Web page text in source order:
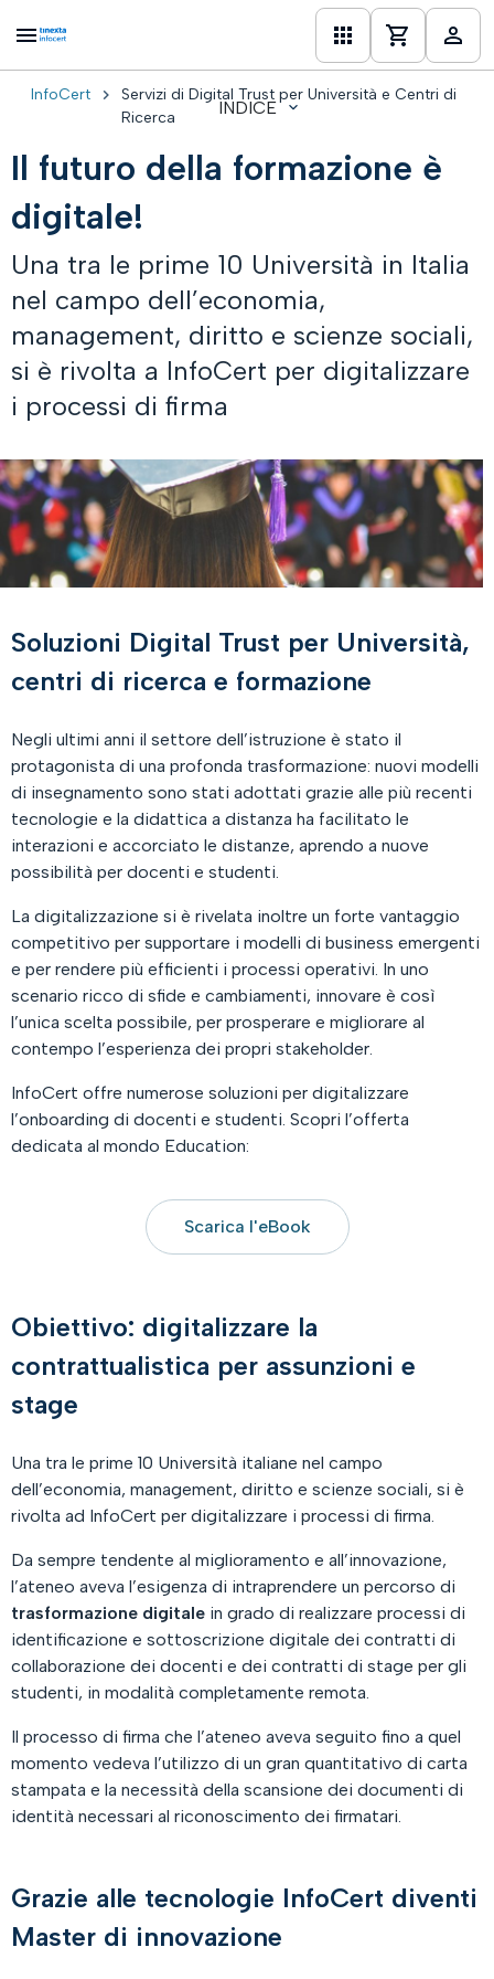
InfoCert
Servizi di Digital Trust per Università e Centri di
Ricerca
INDICE
Il futuro della formazione è
digitale!
Una tra le prime 10 Università in Italia
nel campo dell’economia,
management, diritto e scienze sociali,
si è rivolta a InfoCert per digitalizzare
i processi di firma
Soluzioni Digital Trust per Università,
centri di ricerca e formazione
Negli ultimi anni il settore dell’istruzione è stato il
protagonista di una profonda trasformazione: nuovi modelli
di insegnamento sono stati adottati grazie alle più recenti
tecnologie e la didattica a distanza ha facilitato le
interazioni e accorciato le distanze, aprendo a nuove
possibilità per docenti e studenti.
La digitalizzazione si è rivelata inoltre un forte vantaggio
competitivo per supportare i modelli di business emergenti
e per rendere più efficienti i processi operativi. In uno
scenario ricco di sfide e cambiamenti, innovare è così
l’unica scelta possibile, per prosperare e migliorare al
contempo l’esperienza dei propri stakeholder.
InfoCert offre numerose soluzioni per digitalizzare
l’onboarding di docenti e studenti. Scopri l’offerta
dedicata al mondo Education:
Scarica l'eBook
Obiettivo: digitalizzare la
contrattualistica per assunzioni e
stage
Una tra le prime 10 Università italiane nel campo
dell’economia, management, diritto e scienze sociali, si è
rivolta ad InfoCert per digitalizzare i processi di firma.
Da sempre tendente al miglioramento e all’innovazione,
l’ateneo aveva l’esigenza di intraprendere un percorso di
trasformazione digitale in grado di realizzare processi di
identificazione e sottoscrizione digitale dei contratti di
collaborazione dei docenti e dei contratti di stage per gli
studenti, in modalità completamente remota.
Il processo di firma che l’ateneo aveva seguito fino a quel
momento vedeva l’utilizzo di un gran quantitativo di carta
stampata e la necessità della scansione dei documenti di
identità necessari al riconoscimento dei firmatari.
Grazie alle tecnologie InfoCert diventi
Master di innovazione